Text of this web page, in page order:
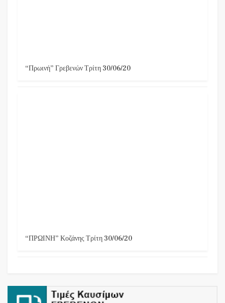
“Πρωινή” Γρεβενών Τρίτη 30/06/20
“ΠΡΩΙΝΗ” Κοζάνης Τρίτη 30/06/20